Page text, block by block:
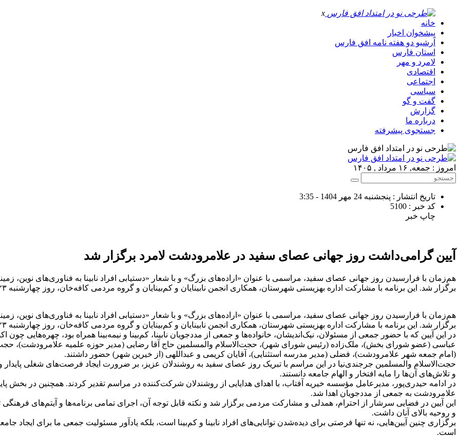
x
خانه
پیشخوان اخبار
آرشیو دو هفته نامه افق فارس
استان فارس
لامرد و مهر
اقتصادی
اجتماعی
سیاسی
گفت و گو
گزارش
درباره ما
جستجوی پیشرفته
امروز : جمعه, ۱۶ مرداد , ۱۴۰۵
تاریخ انتشار : پنجشنبه 24 مهر 1404 - 3:35
کد خبر : 5100
چاپ خبر
آیین گرامی‌داشت روز جهانی عصای سفید در علامرودشت لامرد برگزار شد
هم‌زمان با فرارسیدن روز جهانی عصای سفید، مراسمی با عنوان «اراده‌های بزرگ» و با شعار «دستیابی افراد نابینا به فناوری‌های
برگزار شد. این برنامه با مشارکت اداره بهزیستی شهرستان، همکاری انجمن نابینایان و کم‌بینایان و گروه مردمی کافه‌خان، روز چهارشنبه ۲۳ مهرماه ۱۴۰۴ برگزار گردید.در این
هم‌زمان با فرارسیدن روز جهانی عصای سفید، مراسمی با عنوان «اراده‌های بزرگ» و با شعار «دستیابی افراد نابینا به فناوری‌های
برگزار شد. این برنامه با مشارکت اداره بهزیستی شهرستان، همکاری انجمن نابینایان و کم‌بینایان و گروه مردمی کافه‌خان، روز چهارشنبه ۲۳ مهرماه ۱۴۰۴ برگزار گردید.
در این آیین که با حضور جمعی از مسئولان، نیک‌اندیشان، خانواده‌ها و جمعی از مددجویان نابینا، کم‌بینا و نیمه‌بینا همراه بود،
عباسی (عضو شورای بخش)، ملک‌زاده (رئیس شورای شهر)، حجت‌الاسلام والمسلمین حاج آقا رضایی (مدیر حوزه علمیه علامرودشت)،
(امام جمعه شهر علامرودشت)، فضلی (مدیر مدرسه استثنایی)، آقایان کریمی و عبداللهی (از خیرین شهر) حضور داشتند.
حجت‌الاسلام والمسلمین جرجندی‌نیا در این مراسم با تبریک روز عصای سفید به روشندلان عزیز، بر ضرورت ایجاد فرصت‌های شغلی پایدار و
و تلاش‌های آن‌ها را مایه افتخار و الهام جامعه دانستند.
در ادامه حیدری‌پور، مدیرعامل مؤسسه خیریه آفتاب، با اهدای هدایایی از روشندلان شرکت‌کننده در مراسم تقدیر کردند. همچنین در بخش
علامرودشت به جمعی از مددجویان اهدا شد.
این آیین در فضایی سرشار از احترام، همدلی و مشارکت مردمی برگزار شد و نکته قابل توجه آن، اجرای تمامی برنامه‌ها و آیتم‌های فرهنگی
و روحیه بالای آنان داشت.
برگزاری چنین آیین‌هایی، نه تنها فرصتی برای دیده‌شدن توانایی‌های افراد نابینا و کم‌بینا است، بلکه یادآور مسئولیت جمعی ما برای ایجاد
است.